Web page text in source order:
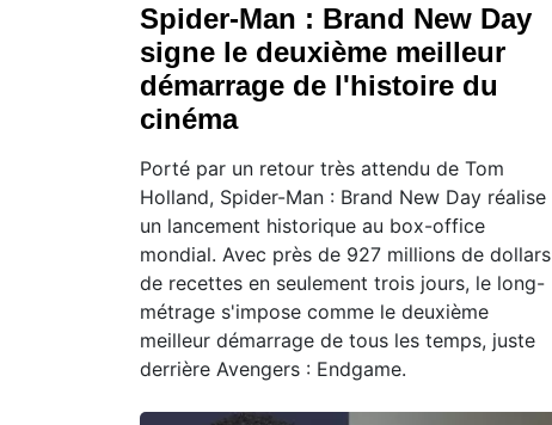
Spider-Man : Brand New Day
signe le deuxième meilleur
démarrage de l'histoire du
cinéma
Porté par un retour très attendu de Tom
Holland, Spider-Man : Brand New Day réalise
un lancement historique au box-office
mondial. Avec près de 927 millions de dollars
de recettes en seulement trois jours, le long-
métrage s'impose comme le deuxième
meilleur démarrage de tous les temps, juste
derrière Avengers : Endgame.